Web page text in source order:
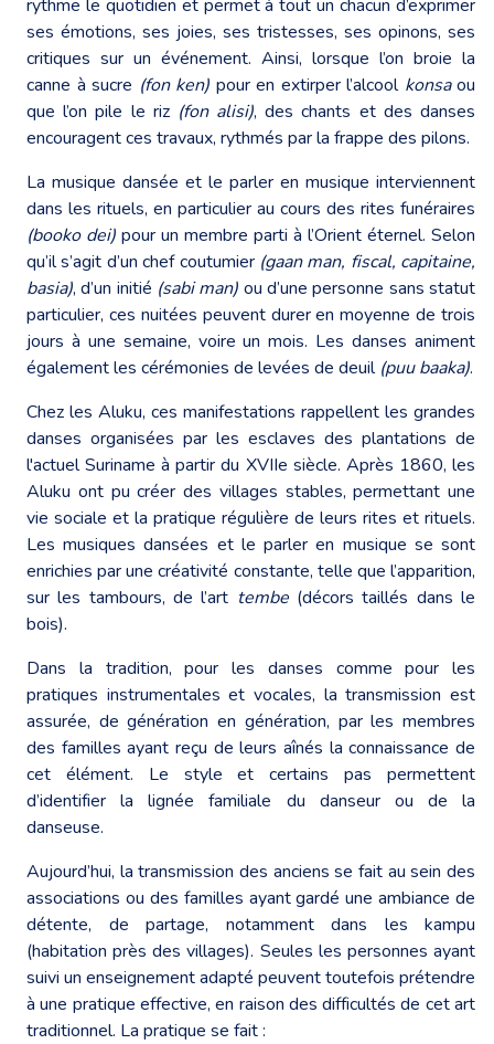
rythme le quotidien et permet à tout un chacun d’exprimer
ses émotions, ses joies, ses tristesses, ses opinons, ses
critiques sur un événement. Ainsi, lorsque l’on broie la
canne à sucre (fon ken) pour en extirper l’alcool konsaou
que l’on pile le riz (fon alisi), des chants et des danses
encouragent ces travaux, rythmés par la frappe des pilons.
La musique dansée et le parler en musique interviennent
dans les rituels, en particulier au cours des rites funéraires
(booko dei) pour un membre parti à l’Orient éternel. Selon
qu’il s’agit d’un chef coutumier (gaan man, fiscal, capitaine,
basia), d’un initié (sabi man) ou d’une personne sans statut
particulier, ces nuitées peuvent durer en moyenne de trois
jours à une semaine, voire un mois. Les danses animent
également les cérémonies de levées de deuil (puu baaka).
Chez les Aluku, ces manifestations rappellent les grandes
danses organisées par les esclaves des plantations de
l'actuel Suriname à partir du XVIIe siècle. Après 1860, les
Aluku ont pu créer des villages stables, permettant une
vie sociale et la pratique régulière de leurs rites et rituels.
Les musiques dansées et le parler en musique se sont
enrichies par une créativité constante, telle que l’apparition,
sur les tambours, de l’art tembe(décors taillés dans le
bois).
Dans la tradition, pour les danses comme pour les
pratiques instrumentales et vocales, la transmission est
assurée, de génération en génération, par les membres
des familles ayant reçu de leurs aînés la connaissance de
cet élément. Le style et certains pas permettent
d’identifier la lignée familiale du danseur ou de la
danseuse.
Aujourd’hui, la transmission des anciens se fait au sein des
associations ou des familles ayant gardé une ambiance de
détente, de partage, notamment dans les kampu
(habitation près des villages). Seules les personnes ayant
suivi un enseignement adapté peuvent toutefois prétendre
à une pratique effective, en raison des difficultés de cet art
traditionnel. La pratique se fait :